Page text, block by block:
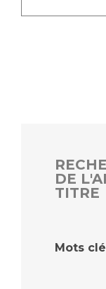
DE
TITRE
Mots